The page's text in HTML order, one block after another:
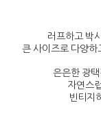
러프하고 박
큰 사이즈로 다양하
은은한 광
자연스
빈티지